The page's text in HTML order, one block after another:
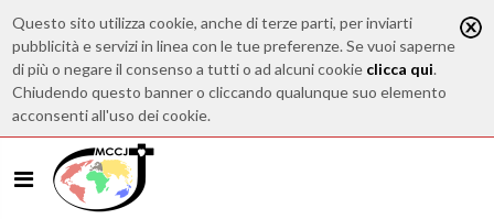
Questo sito utilizza cookie, anche di terze parti, per inviarti
pubblicità e servizi in linea con le tue preferenze. Se vuoi saperne
di più o negare il consenso a tutti o ad alcuni cookie clicca qui.
Chiudendo questo banner o cliccando qualunque suo elemento
acconsenti all'uso dei cookie.